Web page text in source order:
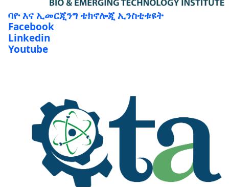
ባዮ እና ኢመርጂንግ ቴክኖሎጂ ኢንስቲቱዩት
Facebook
Linkedin
Youtube